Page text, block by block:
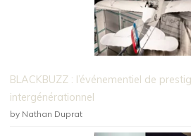
BLACKBUZZ : l’événementiel de
intergénérationnel
by Nathan Duprat